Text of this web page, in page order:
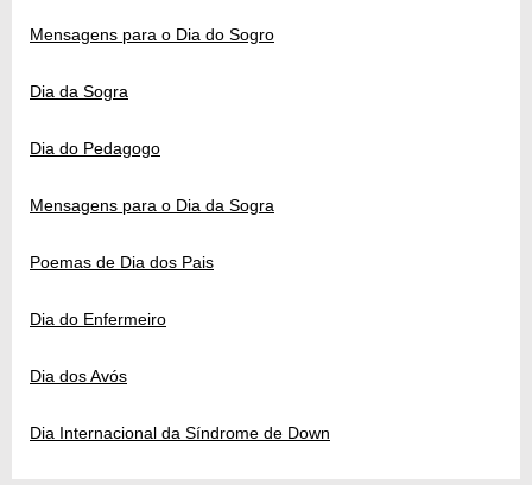
Mensagens para o Dia do Sogro
Dia da Sogra
Dia do Pedagogo
Mensagens para o Dia da Sogra
Poemas de Dia dos Pais
Dia do Enfermeiro
Dia dos Avós
Dia Internacional da Síndrome de Down